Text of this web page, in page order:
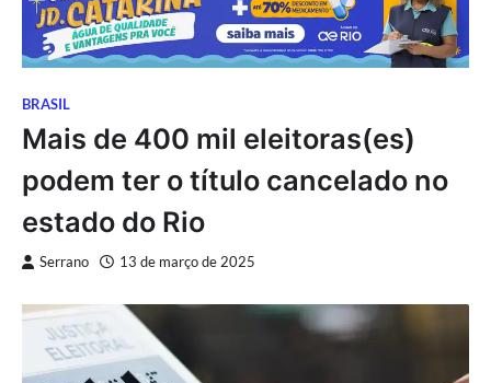
BRASIL
Mais de 400 mil eleitoras(es)
podem ter o título cancelado no
estado do Rio
Serrano 13 de março de 2025